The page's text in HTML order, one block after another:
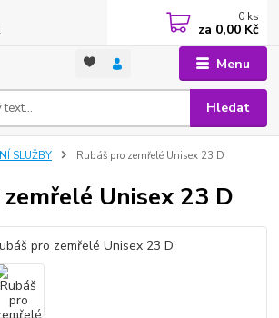
Menu
Hledat
0 ks
za 0,00 Kč
SLUŽBY Rubáš pro zemřelé Unisex 23 D
Unisex 23 D